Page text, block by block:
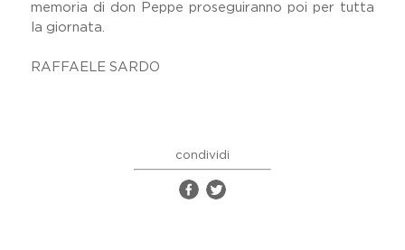
memoria di don Peppe proseguiranno poi per tutta
la giornata.
RAFFAELE SARDO
condividi